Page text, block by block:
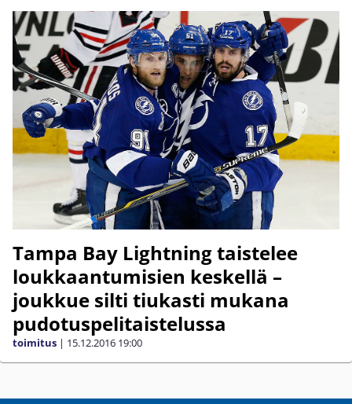
Tampa Bay Lightning taistelee
loukkaantumisien keskellä –
joukkue silti tiukasti mukana
pudotuspelitaistelussa
toimitus | 15.12.2016 19:00